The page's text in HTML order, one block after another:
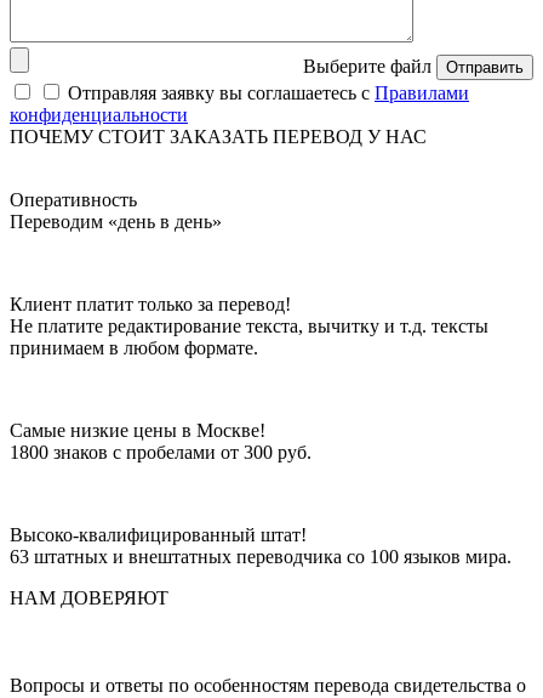
Выберите файл Отправить
Отправляя заявку вы соглашаетесь с Правилами
конфиденциальности
ПОЧЕМУ СТОИТ ЗАКАЗАТЬ ПЕРЕВОД У НАС
Оперативность
Переводим «день в день»
Клиент платит только за перевод!
Не платите редактирование текста, вычитку и т.д. тексты
принимаем в любом формате.
Самые низкие цены в Москве!
1800 знаков с пробелами от 300 руб.
Высоко-квалифицированный штат!
63 штатных и внештатных переводчика со 100 языков мира.
НАМ ДОВЕРЯЮТ
Вопросы и ответы по особенностям перевода свидетельства о